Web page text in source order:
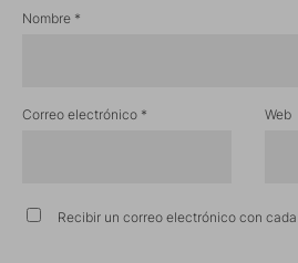
Nombre *
Correo electrónico * Web
Recibir un correo electrónico con cada